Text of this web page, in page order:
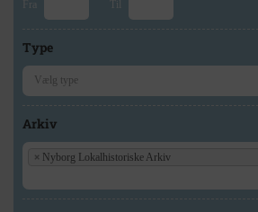
Fra Til
Type
Arkiv
× Nyborg Lokalhistoriske Arkiv